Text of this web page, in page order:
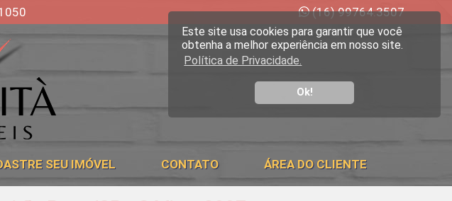
Este site usa cookies para garantir que você
obtenha a melhor experiência em nosso site.
Política de Privacidade.
Ok!
(16) 99764.3507
SEU IMÓVEL CONTATO ÁREA DO CLIENTE